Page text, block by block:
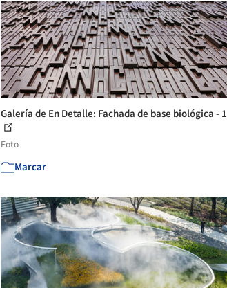
Galería de En Detalle: Fachada de base biológica - 1
Foto
Marcar